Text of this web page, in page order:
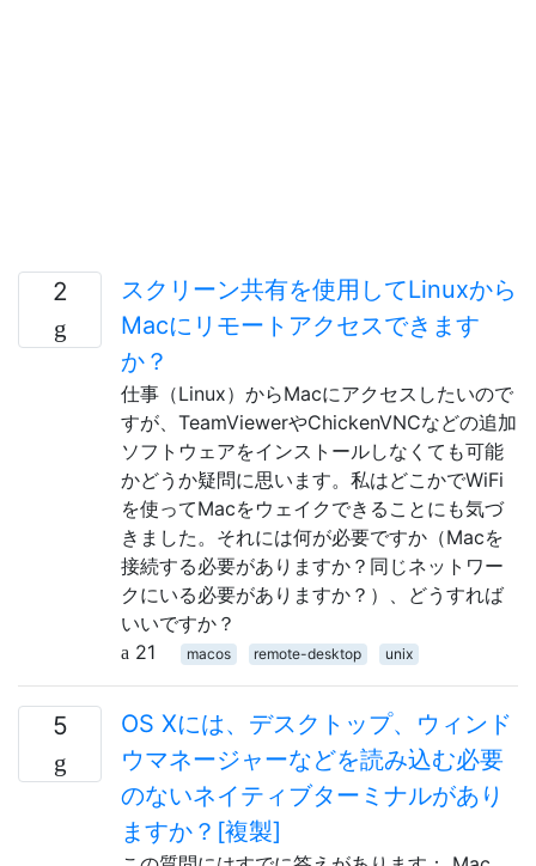
2
スクリーン共有を使用してLinuxから
Macにリモートアクセスできます
か？
仕事（Linux）からMacにアクセスしたいので
すが、TeamViewerやChickenVNCなどの追加
ソフトウェアをインストールしなくても可能
かどうか疑問に思います。私はどこかでWiFi
を使ってMacをウェイクできることにも気づ
きました。それには何が必要ですか（Macを
接続する必要がありますか？同じネットワー
クにいる必要がありますか？）、どうすれば
いいですか？
21
macos remote-desktop unix
5
OS Xには、デスクトップ、ウィンド
ウマネージャーなどを読み込む必要
のないネイティブターミナルがあり
ますか？[複製]